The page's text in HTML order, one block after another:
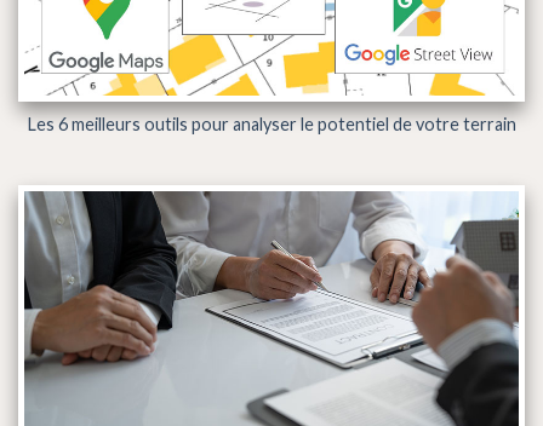
Les 6 meilleurs outils pour analyser le potentiel de votre terrain